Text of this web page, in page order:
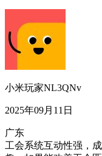
小米玩家NL3QNv
2025年09月11日
广东
工会系统互动性强，